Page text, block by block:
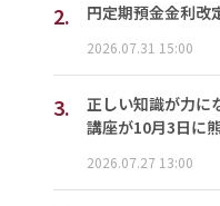
2. 円定期預金金利改
2026.07.31 15:00
3.
正しい知識が力
講座が10月3日に
2026.07.27 13:00